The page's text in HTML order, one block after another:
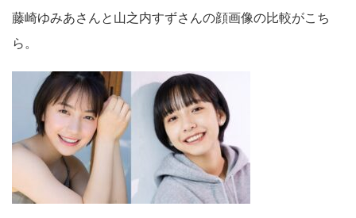
藤崎ゆみあさんと山之内すずさんの顔画像の比較がこち
ら。